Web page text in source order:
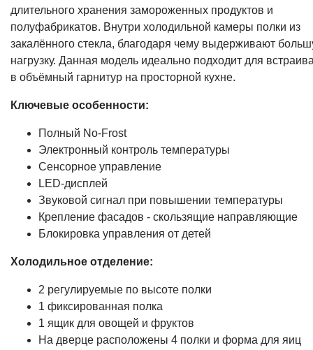
длительного хранения замороженных продуктов и
полуфабрикатов. Внутри холодильной камеры полки из
закалённого стекла, благодаря чему выдерживают
нагрузку. Данная модель идеально подходит для
в объёмный гарнитур на просторной кухне.
Ключевые особенности:
Полный No-Frost
Электронный контроль температуры
Сенсорное управление
LED-дисплей
Звуковой сигнал при повышении температуры
Крепление фасадов - скользящие направляющие
Блокировка управления от детей
Холодильное отделение:
2 регулируемые по высоте полки
1 фиксированная полка
1 ящик для овощей и фруктов
На дверце расположены 4 полки и форма для яиц